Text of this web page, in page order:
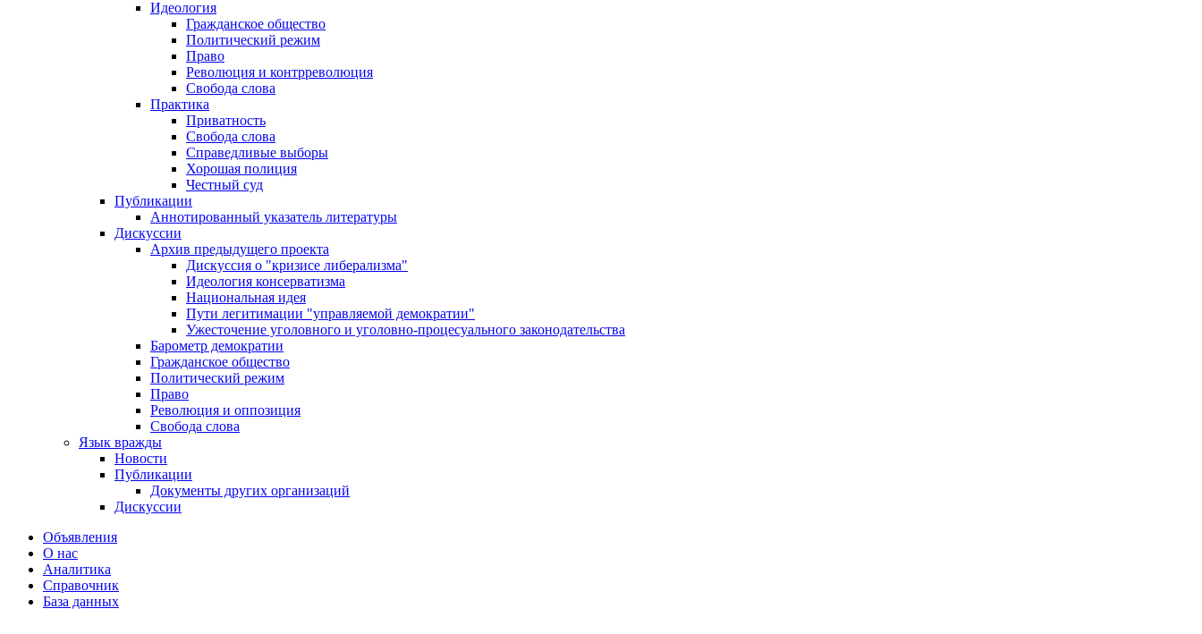
Идеология
Гражданское общество
Политический режим
Право
Революция и контрреволюция
Свобода слова
Практика
Приватность
Свобода слова
Справедливые выборы
Хорошая полиция
Честный суд
Публикации
Аннотированный указатель литературы
Дискуссии
Архив предыдущего проекта
Дискуссия о "кризисе либерализма"
Идеология консерватизма
Национальная идея
Пути легитимации "управляемой демократии"
Ужесточение уголовного и уголовно-процесуального законодательства
Барометр демократии
Гражданское общество
Политический режим
Право
Революция и оппозиция
Свобода слова
Язык вражды
Новости
Публикации
Документы других организаций
Дискуссии
Объявления
О нас
Аналитика
Справочник
База данных